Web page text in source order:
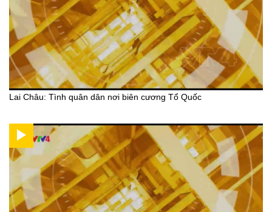
Lai Châu: Tình quân dân nơi biên cương Tổ Quốc